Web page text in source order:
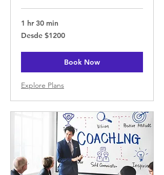
1 hr 30 min
Desde
$1200
Desde $1200
Book Now
Explore Plans